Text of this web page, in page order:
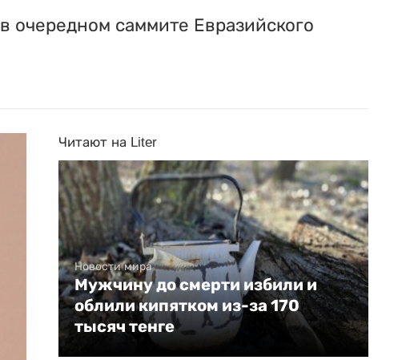
очередном саммите Евразийского
Читают на Liter
Новости мира
Мужчину до смерти избили и
облили кипятком из-за 170
тысяч тенге